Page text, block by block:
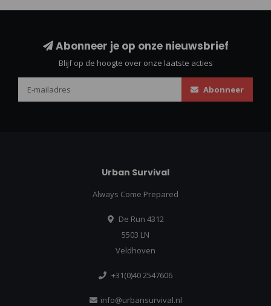
Abonneer je op onze nieuwsbrief
Blijf op de hoogte over onze laatste acties
Abonneer
Urban Survival
Always Come Prepared
De Run 4312
5503 LN
Veldhoven
+31(0)40 2547606
info@urbansurvival.nl